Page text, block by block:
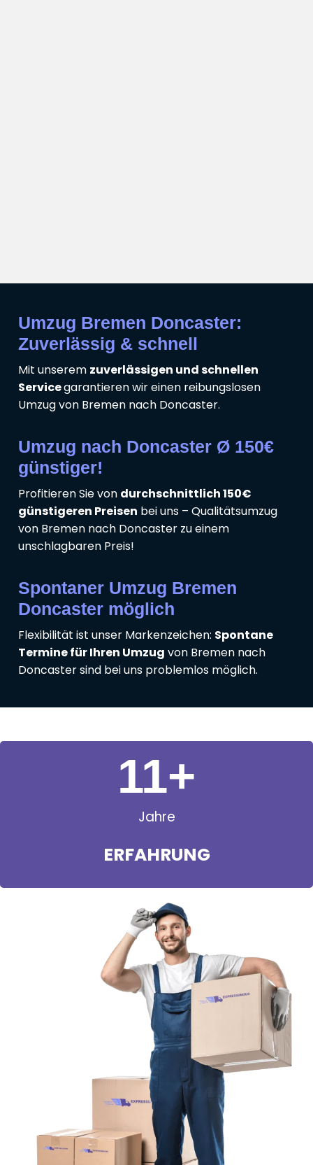
Umzug Bremen Doncaster:
Zuverlässig & schnell
Mit unserem zuverlässigen und schnellen
Servicegarantieren wir einen reibungslosen
Umzug von Bremen nach Doncaster.
Umzug nach Doncaster Ø 150€
günstiger!
Profitieren Sie von durchschnittlich 150€
günstigeren Preisen bei uns – Qualitätsumzug
von Bremen nach Doncaster zu einem
unschlagbaren Preis!
Spontaner Umzug Bremen
Doncaster möglich
Flexibilität ist unser Markenzeichen: Spontane
Termine für Ihren Umzug von Bremen nach
Doncaster sind bei uns problemlos möglich.
Jahre
ERFAHRUNG
11+